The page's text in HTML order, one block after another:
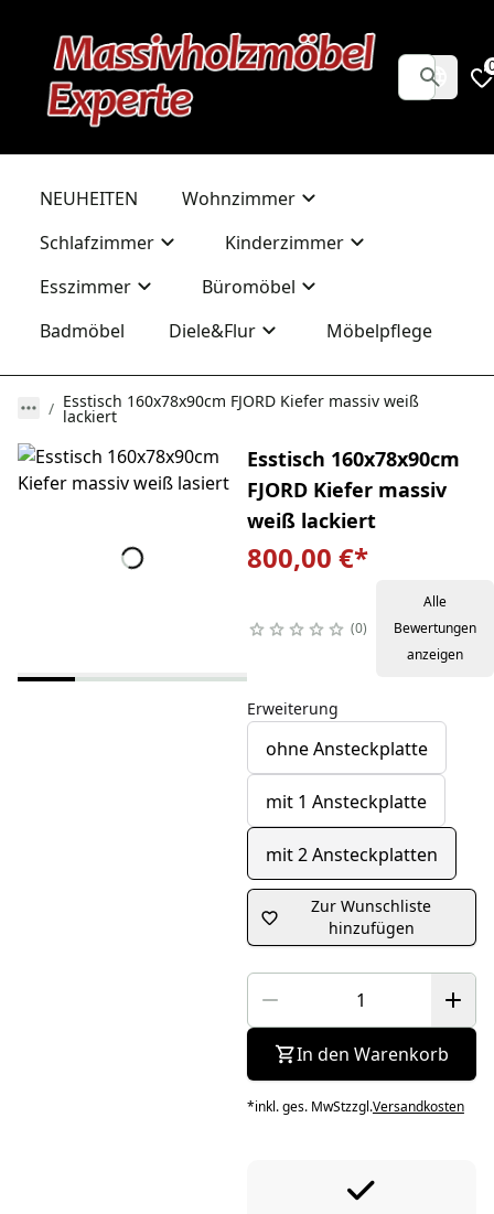
NEUHEITEN
Wohnzimmer
Schlafzimmer
Kinderzimmer
Esszimmer
Büromöbel
Badmöbel
Diele&Flur Möbelpflege
Esstisch 160x78x90cm FJORD Kiefer massiv weiß
lackiert
Esstisch 160x78x90cm
FJORD Kiefer massiv
weiß lackiert
800,00 €*
0
Alle
Bewertungen
anzeigen
Erweiterung
ohne Ansteckplatte
mit 1 Ansteckplatte
mit 2 Ansteckplatten
Zur Wunschliste
hinzufügen
In den Warenkorb
*inkl. ges. MwStzzgl.Versandkosten